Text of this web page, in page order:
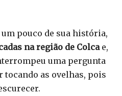
pouco de sua história,
na região de Colcae,
uma pergunta
tocando as ovelhas, pois